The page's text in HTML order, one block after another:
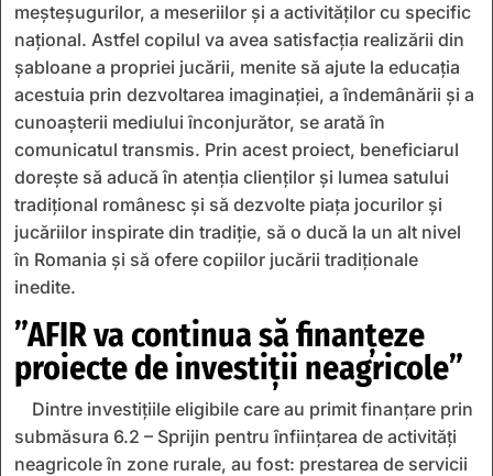
meșteșugurilor, a meseriilor și a activităților cu specific
național. Astfel copilul va avea satisfacția realizării din
șabloane a propriei jucării, menite să ajute la educația
acestuia prin dezvoltarea imaginației, a îndemânării și a
cunoașterii mediului înconjurător, se arată în
comunicatul transmis. Prin acest proiect, beneficiarul
dorește să aducă în atenția clienților și lumea satului
tradițional românesc și să dezvolte piața jocurilor și
jucăriilor inspirate din tradiție, să o ducă la un alt nivel
în Romania și să ofere copiilor jucării tradiționale
inedite.
”AFIR va continua să finanțeze
proiecte de investiții neagricole”
Dintre investițiile eligibile care au primit finanțare prin
submăsura 6.2 – Sprijin pentru înființarea de activități
neagricole în zone rurale, au fost: prestarea de servicii